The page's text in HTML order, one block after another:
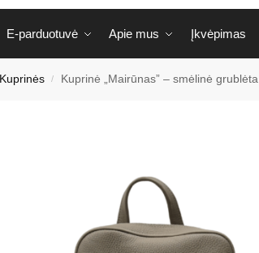
E-parduotuvė Apie mus Įkvėpimas
Kuprinės / Kuprinė „Mairūnas” – smėlinė grublėta